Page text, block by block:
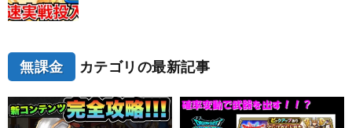
無課金 カテゴリの最新記事